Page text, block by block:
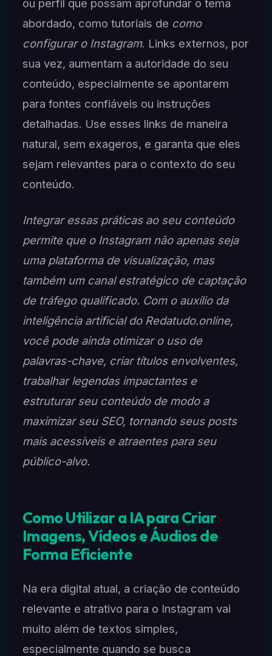
ou perfil que possam aprofundar o tema
abordado, como tutoriais de como
configurar o Instagram. Links externos, por
sua vez, aumentam a autoridade do seu
conteúdo, especialmente se apontarem
para fontes confiáveis ou instruções
detalhadas. Use esses links de maneira
natural, sem exageros, e garanta que eles
sejam relevantes para o contexto do seu
conteúdo.
Integrar essas práticas ao seu conteúdo
permite que o Instagram não apenas seja
uma plataforma de visualização, mas
também um canal estratégico de captação
de tráfego qualificado. Com o auxílio da
inteligência artificial do Redatudo.online,
você pode ainda otimizar o uso de
palavras-chave, criar títulos envolventes,
trabalhar legendas impactantes e
estruturar seu conteúdo de modo a
maximizar seu SEO, tornando seus posts
mais acessíveis e atraentes para seu
público-alvo.
Como Utilizar a IA para Criar
Imagens, Vídeos e Áudios de
Forma Eficiente
Na era digital atual, a criação de conteúdo
relevante e atrativo para o Instagram vai
muito além de textos simples,
especialmente quando se busca